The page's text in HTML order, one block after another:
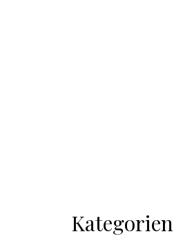
Kategorien